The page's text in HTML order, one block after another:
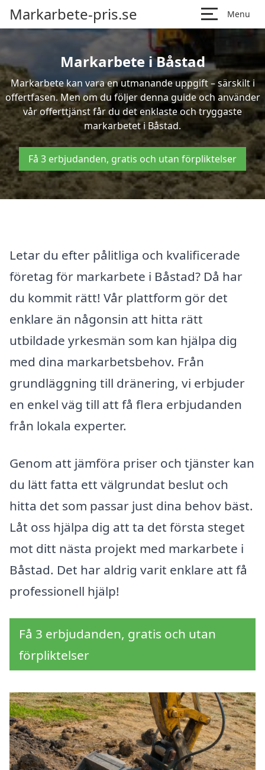
Markarbete-pris.se Menu
Markarbete i Båstad
Markarbete kan vara en utmanande uppgift – särskilt i
offertfasen. Men om du följer denna guide och använder
vår offerttjänst får du det enklaste och tryggaste
markarbetet i Båstad.
Få 3 erbjudanden, gratis och utan förpliktelser
Letar du efter pålitliga och kvalificerade
företag för markarbete i Båstad? Då har
du kommit rätt! Vår plattform gör det
enklare än någonsin att hitta rätt
utbildade yrkesmän som kan hjälpa dig
med dina markarbetsbehov. Från
grundläggning till dränering, vi erbjuder
en enkel väg till att få flera erbjudanden
från lokala experter.
Genom att jämföra priser och tjänster kan
du lätt fatta ett välgrundat beslut och
hitta det som passar just dina behov bäst.
Låt oss hjälpa dig att ta det första steget
mot ditt nästa projekt med markarbete i
Båstad. Det har aldrig varit enklare att få
professionell hjälp!
Få 3 erbjudanden, gratis och utan
förpliktelser